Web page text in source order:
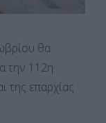
θα
την 112η
της επαρχίας